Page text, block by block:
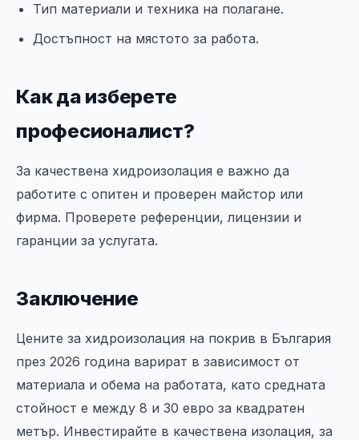
Тип материали и техника на полагане.
Достъпност на мястото за работа.
Как да изберете
професионалист?
За качествена хидроизолация е важно да
работите с опитен и проверен майстор или
фирма. Проверете референции, лицензии и
гаранции за услугата.
Заключение
Цените за хидроизолация на покрив в България
през 2026 година варират в зависимост от
материала и обема на работата, като средната
стойност е между 8 и 30 евро за квадратен
метър. Инвестирайте в качествена изолация, за